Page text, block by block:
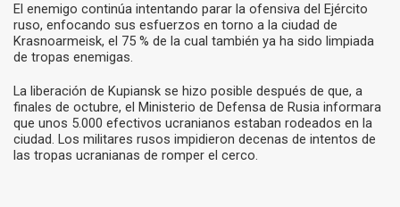
El enemigo continúa intentando parar la ofensiva del Ejército
ruso, enfocando sus esfuerzos en torno a la ciudad de
Krasnoarmeisk, el 75 % de la cual también ya ha sido limpiada
de tropas enemigas.
La liberación de Kupiansk se hizo posible después de que, a
finales de octubre, el Ministerio de Defensa de Rusia informara
que unos 5.000 efectivos ucranianos estaban rodeados en la
ciudad. Los militares rusos impidieron decenas de intentos de
las tropas ucranianas de romper el cerco.